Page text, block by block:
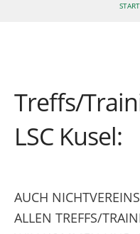
START
Treffs/
LSC Kusel:
AUCH
ALLEN TREFFS/